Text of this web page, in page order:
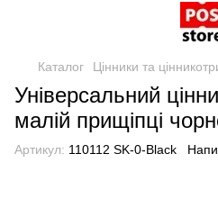
Каталог Цінники та
Універсальний
малій прищіпці
Артикул: 110112 SK-0-Black